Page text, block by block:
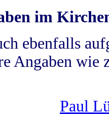
im
ebenfalls
Angaben wie
Paul